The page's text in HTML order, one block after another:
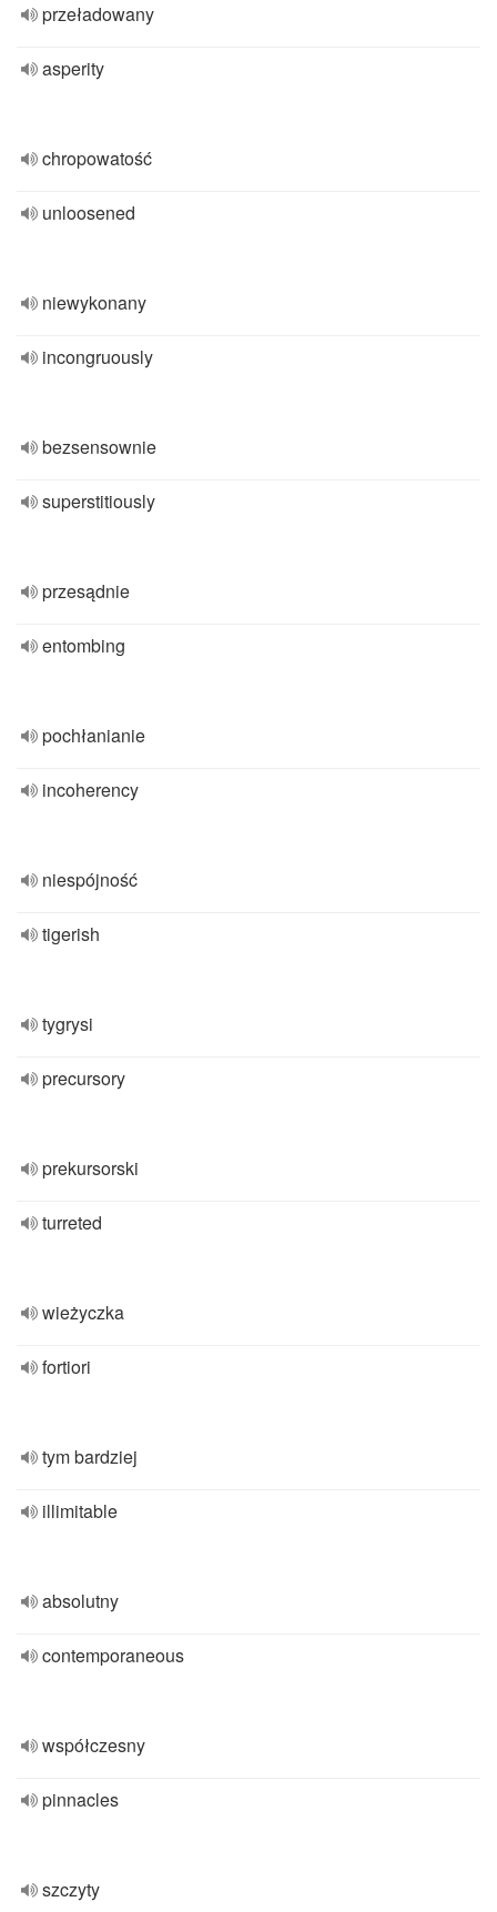
przeładowany
asperity
chropowatość
unloosened
niewykonany
incongruously
bezsensownie
superstitiously
przesądnie
entombing
pochłanianie
incoherency
niespójność
tigerish
tygrysi
precursory
prekursorski
turreted
wieżyczka
fortiori
tym bardziej
illimitable
absolutny
contemporaneous
współczesny
pinnacles
szczyty